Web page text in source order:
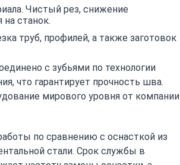
Чистый рез, снижение
на станок.
труб, профилей, а также заготовок
с зубьями по технологии
что гарантирует прочность шва.
мирового уровня от компании
по сравнению с оснасткой из
стали. Срок службы в